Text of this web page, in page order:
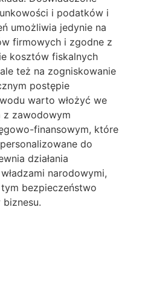
i podatków i
umożliwia jedynie na
firmowych i zgodne z
kosztów fiskalnych
też na zogniskowanie
postępie
warto włożyć we
z zawodowym
finansowym, które
do
działania
narodowymi,
bezpieczeństwo